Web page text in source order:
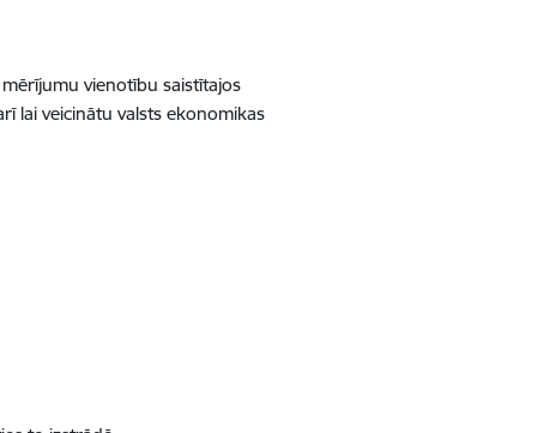
vienotību saistītajos
lai veicinātu valsts ekonomikas